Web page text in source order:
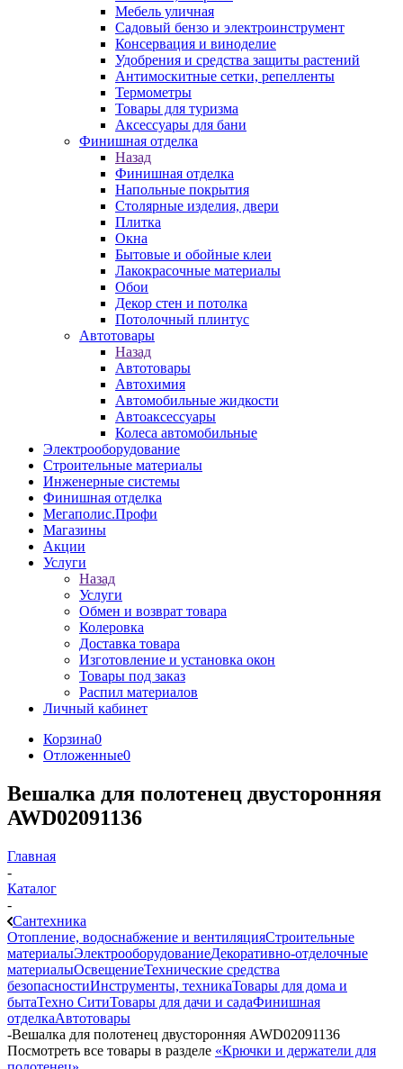
Мебель уличная
Садовый бензо и электроинструмент
Консервация и виноделие
Удобрения и средства защиты растений
Антимоскитные сетки, репелленты
Термометры
Товары для туризма
Аксессуары для бани
Финишная отделка
Назад
Финишная отделка
Напольные покрытия
Столярные изделия, двери
Плитка
Окна
Бытовые и обойные клеи
Лакокрасочные материалы
Обои
Декор стен и потолка
Потолочный плинтус
Автотовары
Назад
Автотовары
Автохимия
Автомобильные жидкости
Автоаксессуары
Колеса автомобильные
Электрооборудование
Строительные материалы
Инженерные системы
Финишная отделка
Мегаполис.Профи
Магазины
Акции
Услуги
Назад
Услуги
Обмен и возврат товара
Колеровка
Доставка товара
Изготовление и установка окон
Товары под заказ
Распил материалов
Личный кабинет
Корзина0
Отложенные0
Вешалка для полотенец двусторонняя
AWD02091136
Главная
-
Каталог
-
Сантехника
Отопление, водоснабжение и вентиляцияСтроительные
материалыЭлектрооборудованиеДекоративно-отделочные
материалыОсвещениеТехнические средства
безопасностиИнструменты, техникаТовары для дома и
бытаТехно СитиТовары для дачи и садаФинишная
отделкаАвтотовары
-Вешалка для полотенец двусторонняя AWD02091136
Посмотреть все товары в разделе «Крючки и держатели для